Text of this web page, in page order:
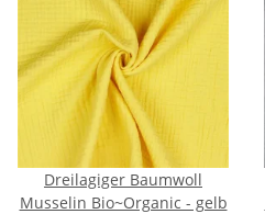
Dreilagiger Baumwoll
Musselin Bio~Organic - gelb